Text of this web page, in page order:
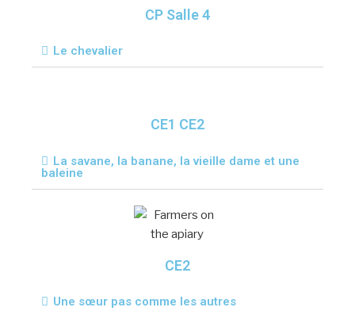
CP Salle 4
Le chevalier
CE1 CE2
La savane, la banane, la vieille dame et une
baleine
CE2
Une sœur pas comme les autres